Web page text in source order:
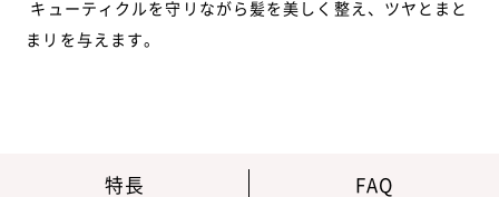
キューティクルを守リながら髪を美しく整え、ツヤとまと
まリを与えます。
特長 FAQ